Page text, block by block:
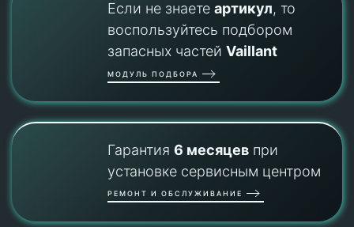
Если не знаете артикул, то
воспользуйтесь подбором
запасных частей Vaillant
МОДУЛЬ ПОДБОРА
Гарантия 6 месяцевпри
установке сервисным центром
РЕМОНТ И ОБСЛУЖИВАНИЕ